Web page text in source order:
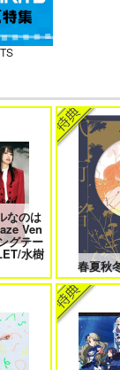
なのは
Ven
グテー
水樹
春夏秋